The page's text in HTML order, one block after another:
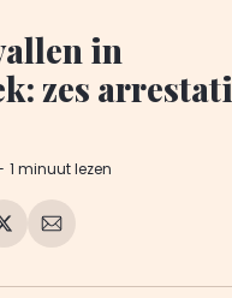
in
zes
1 minuut lezen
Share
X
Deel
E-